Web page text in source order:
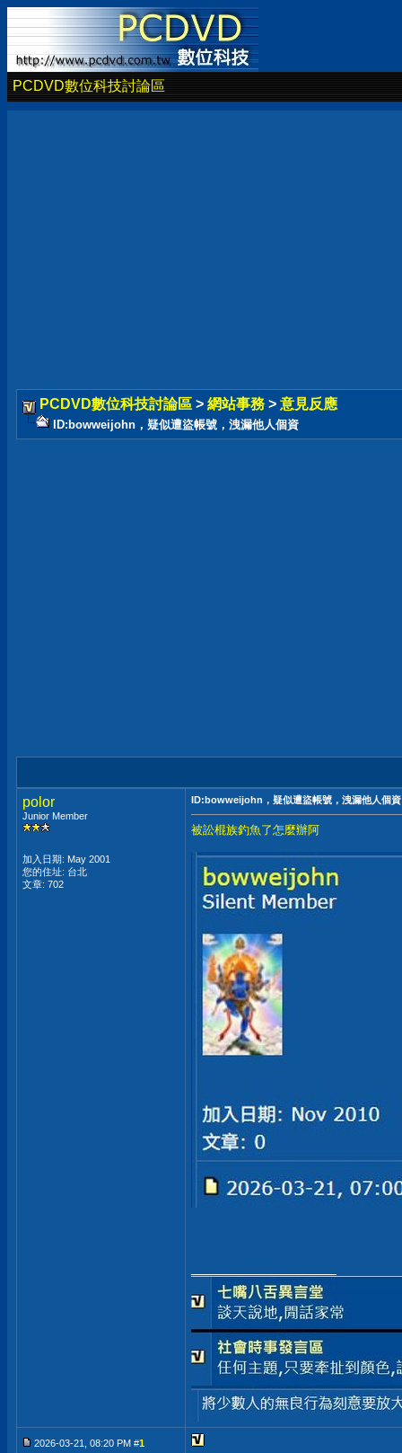
PCDVD數位科技討論區
PCDVD數位科技討論區 > 網站事務 > 意見反應
ID:bowweijohn，疑似遭盜帳號，洩漏他人個資
polor
Junior Member
加入日期: May 2001
您的住址: 台北
文章: 702
ID:bowweijohn，疑似遭盜帳號，洩漏他人個資
被訟棍族釣魚了怎麼辦阿
2026-03-21, 08:20 PM #1